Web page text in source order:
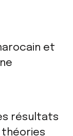
et
résultats
théories